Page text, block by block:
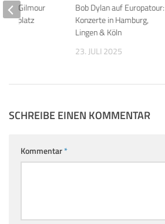
Bob Dylan auf Europatour:
Konzerte in Hamburg,
Lingen & Köln
23. JULI 2025
Gilmour
SCHREIBE EINEN KOMMENTAR
Kommentar*